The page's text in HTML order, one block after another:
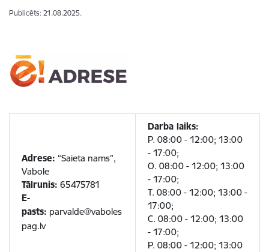
Publicēts: 21.08.2025.
Adrese: “Saieta nams”,
Vabole
Tālrunis: 65475781
E-
pasts: parvalde@vaboles
pag.lv
Darba laiks:
P. 08:00 - 12:00; 13:00
- 17:00;
O. 08:00 - 12:00; 13:00
- 17:00;
T. 08:00 - 12:00; 13:00 -
17:00;
C. 08:00 - 12:00; 13:00
- 17:00;
P. 08:00 - 12:00; 13:00